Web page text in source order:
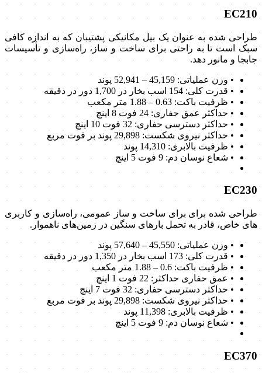
EC210
طراحی شده به عنوان یک بیل مکانیکی پشتیبان که به اندازه کافی
سبک است تا به راحتی برای ساخت و ساز، راه‌سازی و تأسیسات
جابجا و مانور دهد.
• وزن عملیاتی: 45,159 – 52,941 پوند
• قدرت کلی: 154 اسب بخار در 1,700 دور در دقیقه
• ظرفیت باکت: 0.63 – 1.88 متر مکعب
• حداکثر عمق حفاری: 24 فوت 8 اینچ
• حداکثر دسترسی حفاری: 32 فوت 10 اینچ
• حداکثر نیروی شکست: 29,898 پوند بر فوت مربع
• ظرفیت بالابری: 14,310 پوند
• شعاع نوسان دم: 9 فوت 5 اینچ
EC230
طراحی شده برای برای ساخت و ساز عمومی، راه‌سازی و کاربری
های خاص، قادر به تحمل بارهای سنگین در زمین‌های ناهموار.
• وزن عملیاتی: 45,550 – 57,640 پوند
• قدرت کلی: 173 اسب بخار در 1,350 دور در دقیقه
• ظرفیت باکت: 0.6 – 1.88 متر مکعب
• عمق حفاری حداکثر: 22 فوت 1 اینچ
• حداکثر دسترسی حفاری: 32 فوت 7 اینچ
• حداکثر نیروی شکست: 29,898 پوند بر فوت مربع
• ظرفیت بالابری: 11,398 پوند
• شعاع نوسان دم: 9 فوت 5 اینچ
EC370